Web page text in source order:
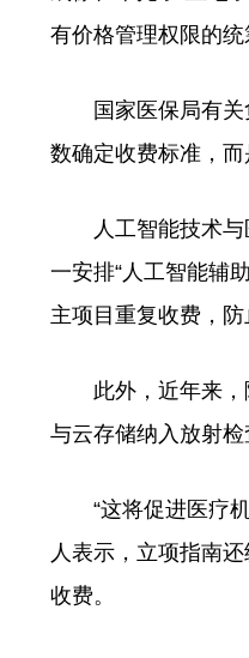
有价格管理权限的
国家医保局有关负
数确定收费标准，而
人工智能技术与医
一安排“人工智能辅
主项目重复收费，防
此外，近年来，随
与云存储纳入放射
“这将促进医疗机
人表示，立项指南
收费。